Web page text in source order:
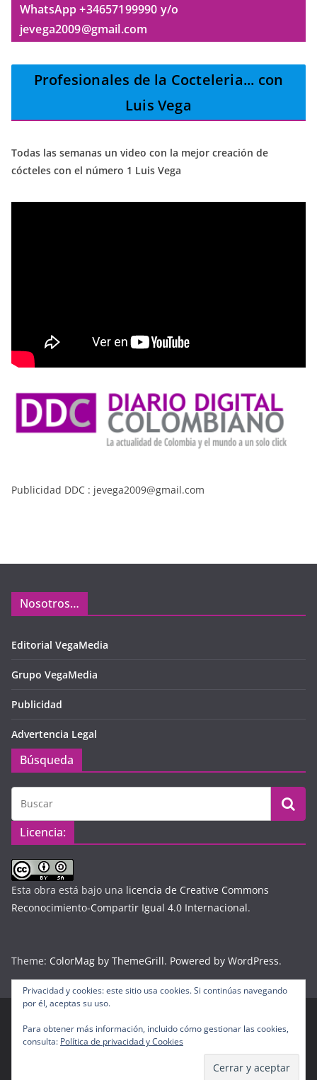
WhatsApp +34657199990 y/o
jevega2009@gmail.com
Profesionales de la Cocteleria... con
Luis Vega
Todas las semanas un video con la mejor creación de
cócteles con el número 1 Luis Vega
Publicidad DDC : jevega2009@gmail.com
Nosotros…
Editorial VegaMedia
Grupo VegaMedia
Publicidad
Advertencia Legal
Búsqueda
Licencia:
Esta obra está bajo una licencia de Creative Commons
Reconocimiento-Compartir Igual 4.0 Internacional.
Theme: ColorMag by ThemeGrill. Powered by WordPress.
Copyright © 2026Diario Digital Colombiano
. Todos los
derechos reservados.
por ThemeGrill. Funciona con WordPress
Privacidad y cookies: este sitio usa cookies. Si continúas navegando
por él, aceptas su uso.
Para obtener más información, incluido cómo gestionar las cookies,
consulta: Política de privacidad y Cookies